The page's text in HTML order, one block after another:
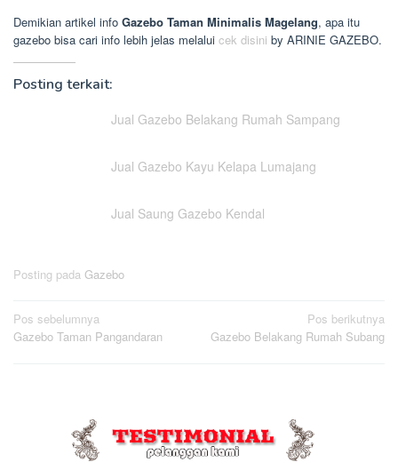
Demikian artikel info Gazebo Taman Minimalis Magelang, apa itu
gazebo bisa cari info lebih jelas melalui cek disini by ARINIE GAZEBO.
Posting terkait:
Jual Gazebo Belakang Rumah Sampang
Jual Gazebo Kayu Kelapa Lumajang
Jual Saung Gazebo Kendal
Posting pada Gazebo
Navigasi
pos
Pos sebelumnya
Gazebo Taman Pangandaran
Pos berikutnya
Gazebo Belakang Rumah Subang